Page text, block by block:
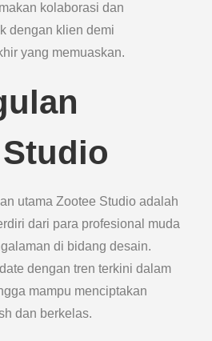
kolaborasi dan
dengan klien demi
yang memuaskan.
utama Zootee Studio adalah
dari para profesional muda
di bidang desain.
dengan tren terkini dalam
mampu menciptakan
dan berkelas.